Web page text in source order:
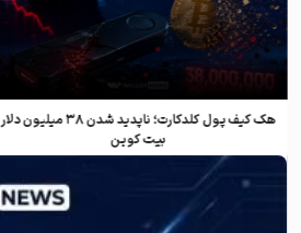
هک کیف پول کلدکارت؛ ناپدید شدن ۳۸ میلیون دلار
بیت کوین